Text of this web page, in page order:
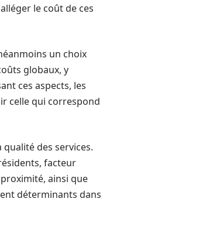
le coût de ces
un choix
globaux, y
ces aspects, les
celle qui correspond
qualité des services.
facteur
ainsi que
déterminants dans